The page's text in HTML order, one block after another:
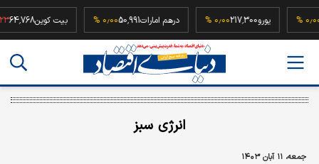
۰٫۰۰ % یورو217,300۰٫۰۰ % درهم امارات50,991۰٫۰۰ % بیت کوین
انرژی سبز
جمعه، ۱۱ آبان ۱۴۰۳